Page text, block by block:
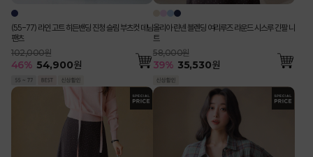
(55-77) 라인 고트 히든밴딩 진청 슬림 부츠컷 데님
팬츠
102,000원
46% 54,900원
올리아 린넨 블렌딩 여리루즈 라운드 시스루 긴팔 니
트
58,000원
39% 35,530원